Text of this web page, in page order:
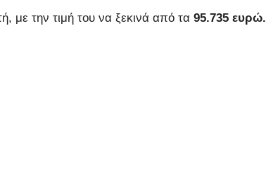
με την τιμή του να ξεκινά από τα 95.735 ευρώ.